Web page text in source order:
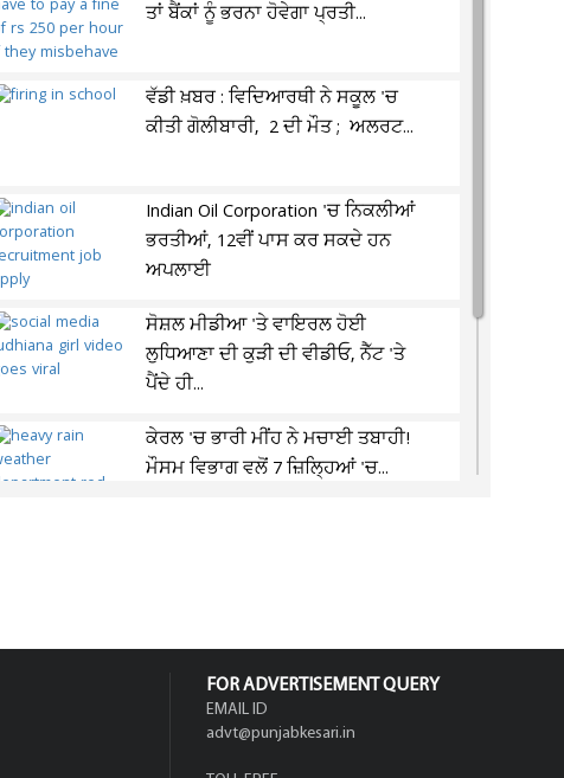
ਤਾਂ ਬੈਂਕਾਂ ਨੂੰ ਭਰਨਾ ਹੋਵੇਗਾ ਪ੍ਰਤੀ...
ਵੱਡੀ ਖ਼ਬਰ : ਵਿਦਿਆਰਥੀ ਨੇ ਸਕੂਲ 'ਚ
ਕੀਤੀ ਗੋਲੀਬਾਰੀ, 2 ਦੀ ਮੌਤ ; ਅਲਰਟ...
Indian Oil Corporation 'ਚ ਨਿਕਲੀਆਂ
ਭਰਤੀਆਂ, 12ਵੀਂ ਪਾਸ ਕਰ ਸਕਦੇ ਹਨ
ਅਪਲਾਈ
ਸੋਸ਼ਲ ਮੀਡੀਆ 'ਤੇ ਵਾਇਰਲ ਹੋਈ
ਲੁਧਿਆਣਾ ਦੀ ਕੁੜੀ ਦੀ ਵੀਡੀਓ, ਨੈੱਟ 'ਤੇ
ਪੈਂਦੇ ਹੀ...
ਕੇਰਲ 'ਚ ਭਾਰੀ ਮੀਂਹ ਨੇ ਮਚਾਈ ਤਬਾਹੀ!
ਮੌਸਮ ਵਿਭਾਗ ਵਲੋਂ 7 ਜ਼ਿਲ੍ਹਿਆਂ 'ਚ...
FOR ADVERTISEMENT QUERY
EMAIL ID
advt@punjabkesari.in